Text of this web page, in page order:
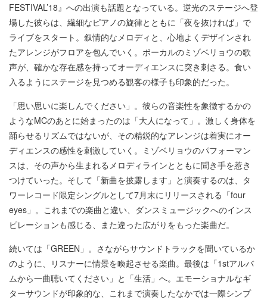
FESTIVAL’18』への出演も話題となっている。逆光のステージへ登
場した彼らは、繊細なピアノの旋律とともに「夜を抜ければ」で
ライブをスタート。叙情的なメロディと、心地よくデザインされ
たアレンジがフロアを包んでいく。ボーカルのミゾベリョウの歌
声が、確かな存在感を持ってオーディエンスに突き刺さる。食い
入るようにステージを見つめる観客の様子も印象的だった。
「思い思いに楽しんでください」。彼らの音楽性を象徴するかの
ようなMCのあとに始まったのは「大人になって」。激しく身体を
踊らせるリズムではないが、その精鋭的なアレンジは着実にオー
ディエンスの感性を刺激していく。ミゾベリョウのパフォーマン
スは、その声から生まれるメロディラインとともに聞き手を惹き
つけていった。そして「新曲を披露します」と演奏するのは、タ
ワーレコード限定シングルとして7月末にリリースされる「four
eyes」。これまでの楽曲と違い、ダンスミュージックへのインス
ピレーションも感じる、また違った広がりをもった楽曲だ。
続いては「GREEN」。さながらサウンドトラックを聞いているか
のように、リスナーに情景を喚起させる楽曲。最後は「1stアルバ
ムから一曲聴いてください」と「生活」へ。エモーショナルなギ
ターサウンドが印象的な、これまで演奏したなかでは一際シンプ